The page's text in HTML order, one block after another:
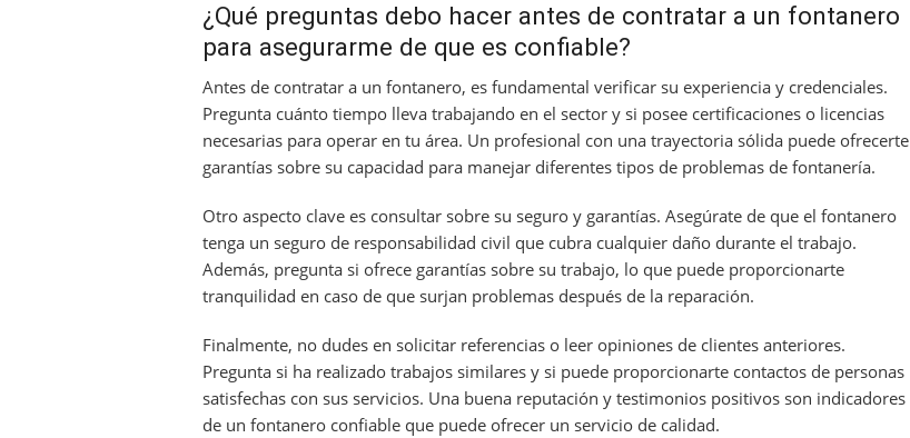
¿Qué preguntas debo hacer antes de contratar a un fontanero
para asegurarme de que es confiable?
Antes de contratar a un fontanero, es fundamental verificar su experiencia y credenciales.
Pregunta cuánto tiempo lleva trabajando en el sector y si posee certificaciones o licencias
necesarias para operar en tu área. Un profesional con una trayectoria sólida puede ofrecerte
garantías sobre su capacidad para manejar diferentes tipos de problemas de fontanería.
Otro aspecto clave es consultar sobre su seguro y garantías. Asegúrate de que el fontanero
tenga un seguro de responsabilidad civil que cubra cualquier daño durante el trabajo.
Además, pregunta si ofrece garantías sobre su trabajo, lo que puede proporcionarte
tranquilidad en caso de que surjan problemas después de la reparación.
Finalmente, no dudes en solicitar referencias o leer opiniones de clientes anteriores.
Pregunta si ha realizado trabajos similares y si puede proporcionarte contactos de personas
satisfechas con sus servicios. Una buena reputación y testimonios positivos son indicadores
de un fontanero confiable que puede ofrecer un servicio de calidad.